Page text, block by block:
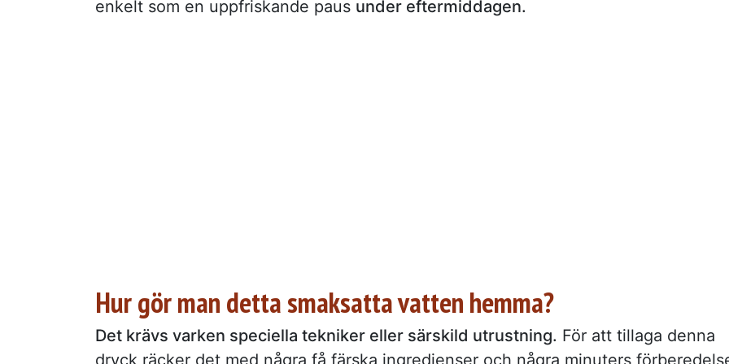
enkelt som en uppfriskande paus under eftermiddagen.
Hur gör man detta smaksatta vatten hemma?
Det krävs varken speciella tekniker eller särskild utrustning. För att tillaga denna
dryck räcker det med några få färska ingredienser och några minuters